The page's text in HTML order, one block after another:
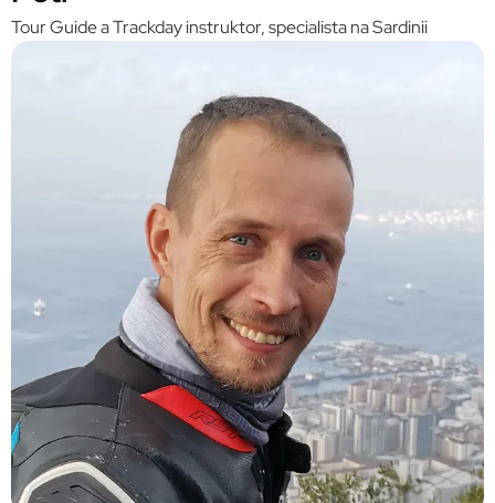
Tour Guide a Trackday instruktor, specialista na Sardinii